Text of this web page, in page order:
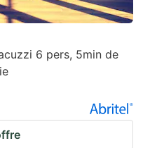
6 pers, 5min de